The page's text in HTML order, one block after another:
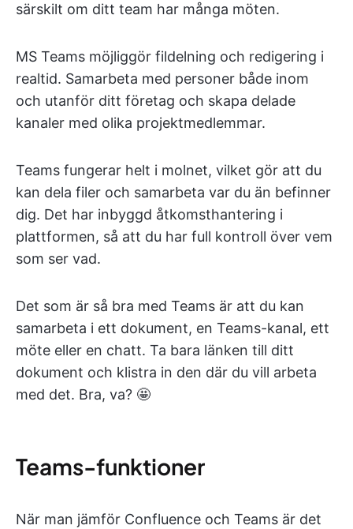
särskilt om ditt team har många möten.
MS Teams möjliggör fildelning och redigering i
realtid. Samarbeta med personer både inom
och utanför ditt företag och skapa delade
kanaler med olika projektmedlemmar.
Teams fungerar helt i molnet, vilket gör att du
kan dela filer och samarbeta var du än befinner
dig. Det har inbyggd åtkomsthantering i
plattformen, så att du har full kontroll över vem
som ser vad.
Det som är så bra med Teams är att du kan
samarbeta i ett dokument, en Teams-kanal, ett
möte eller en chatt. Ta bara länken till ditt
dokument och klistra in den där du vill arbeta
med det. Bra, va? 🤩
Teams-funktioner
När man jämför Confluence och Teams är det